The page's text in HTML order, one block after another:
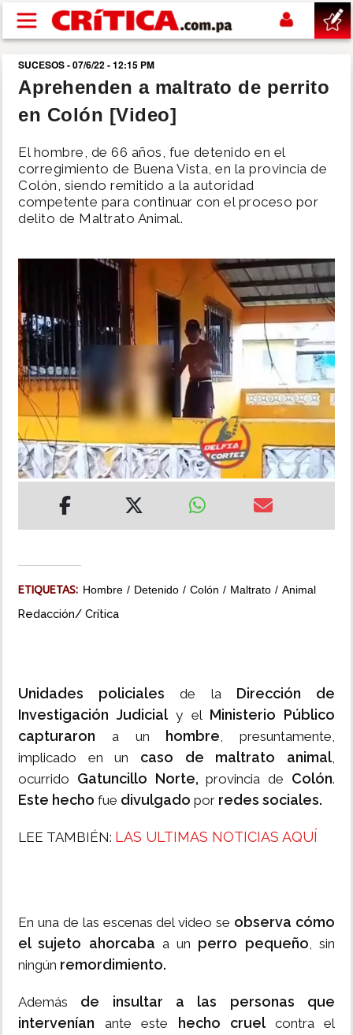
Pasar al contenido principal
buscar
SUCESOS
NACIONAL
POLÍTICA
MUNDO
INSÓLITAS
MULTIMEDIA
IMPRESO
SUCESOS - 07/6/22 - 12:15 PM
Aprehenden a maltrato de perrito
en Colón [Video]
El hombre, de 66 años, fue detenido en el
corregimiento de Buena Vista, en la provincia de
Colón, siendo remitido a la autoridad
competente para continuar con el proceso por
delito de Maltrato Animal.
ETIQUETAS: Hombre Detenido Colón Maltrato Animal
Redacción/ Crítica
Unidades policialesde la Dirección de
Investigación Judicialy el Ministerio Público
capturaron a un hombre, presuntamente,
implicado en un caso de maltrato animal,
ocurrido Gatuncillo Norte, provincia de Colón.
Este hecho fue divulgado por redes sociales.
LEE TAMBIÉN: LAS ULTIMAS NOTICIAS AQUÍ
En una de las escenas del video se observa cómo
el sujeto ahorcaba a un perro pequeño, sin
ningún remordimiento.
Además de insultar a las personas que
intervenían ante este hecho cruel contra el